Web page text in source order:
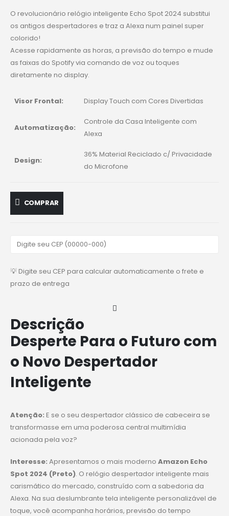
O revolucionário relógio inteligente Echo Spot 2024 substitui
os antigos despertadores e traz a Alexa num painel super
colorido!
Acesse rapidamente as horas, a previsão do tempo e mude
as faixas do Spotify via comando de voz ou toques
diretamente no display.
Visor Frontal: Display Touch com Cores Divertidas
Automatização:
Controle da Casa Inteligente com
Alexa
Design:
36% Material Reciclado c/ Privacidade
do Microfone
COMPRAR
💡 Digite seu CEP para calcular automaticamente o frete e
prazo de entrega
Descrição
Desperte Para o Futuro com
o Novo Despertador
Inteligente
Atenção: E se o seu despertador clássico de cabeceira se
transformasse em uma poderosa central multimídia
acionada pela voz?
Interesse: Apresentamos o mais moderno Amazon Echo
Spot 2024 (Preto). O relógio despertador inteligente mais
carismático do mercado, construído com a sabedoria da
Alexa. Na sua deslumbrante tela inteligente personalizável de
toque, você acompanha horários, previsão do tempo